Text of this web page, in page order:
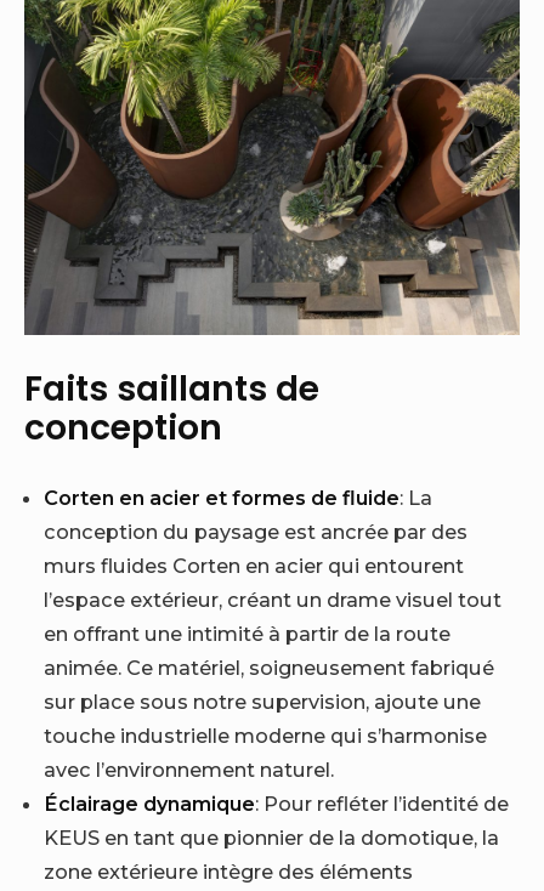
Faits saillants de
conception
Corten en acier et formes de fluide: La
conception du paysage est ancrée par des
murs fluides Corten en acier qui entourent
l’espace extérieur, créant un drame visuel tout
en offrant une intimité à partir de la route
animée. Ce matériel, soigneusement fabriqué
sur place sous notre supervision, ajoute une
touche industrielle moderne qui s’harmonise
avec l’environnement naturel.
Éclairage dynamique: Pour refléter l’identité de
KEUS en tant que pionnier de la domotique, la
zone extérieure intègre des éléments